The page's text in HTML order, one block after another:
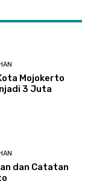
Mojokerto
3 Juta
dan Catatan